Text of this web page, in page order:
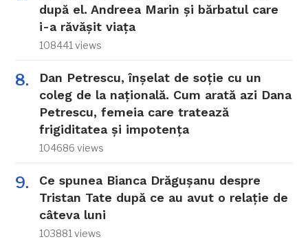
după el. Andreea Marin și bărbatul care
i-a răvășit viața
108441 views
Dan Petrescu, înșelat de soție cu un
coleg de la națională. Cum arată azi Dana
Petrescu, femeia care tratează
frigiditatea și impotența
104686 views
Ce spunea Bianca Drăgușanu despre
Tristan Tate după ce au avut o relație de
câteva luni
103881 views